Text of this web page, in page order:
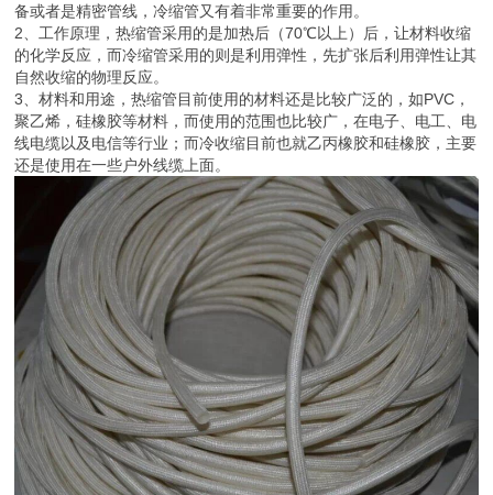
备或者是精密管线，冷缩管又有着非常重要的作用。
2、工作原理，热缩管采用的是加热后（70℃以上）后，让材料收缩
的化学反应，而冷缩管采用的则是利用弹性，先扩张后利用弹性让其
自然收缩的物理反应。
3、材料和用途，热缩管目前使用的材料还是比较广泛的，如PVC，
聚乙烯，硅橡胶等材料，而使用的范围也比较广，在电子、电工、电
线电缆以及电信等行业；而冷收缩目前也就乙丙橡胶和硅橡胶，主要
还是使用在一些户外线缆上面。